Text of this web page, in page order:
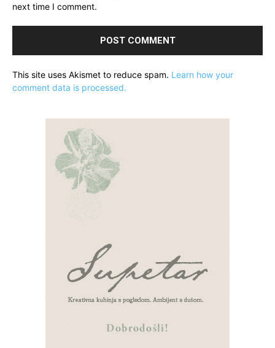
next time I comment.
This site uses Akismet to reduce spam. Learn how your
comment data is processed.